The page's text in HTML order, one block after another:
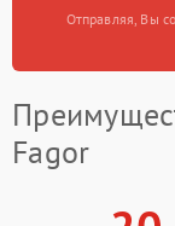
Отправляя, Вы
Fagor